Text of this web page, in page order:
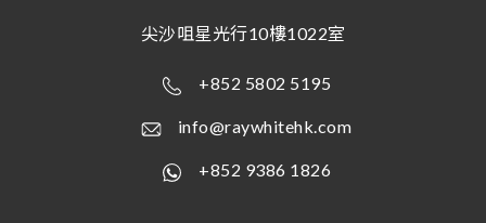
尖沙咀星光行10樓1022室
+852 5802 5195
info@raywhitehk.com
+852 9386 1826